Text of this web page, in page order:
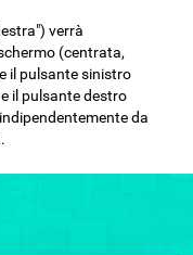
verrà
(centrata,
il pulsante sinistro
il pulsante destro
da